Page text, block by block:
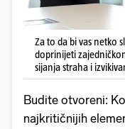
Za to da bi vas netko
doprinijeti
sijanja straha i
Budite otvoreni:
najkritičnijih